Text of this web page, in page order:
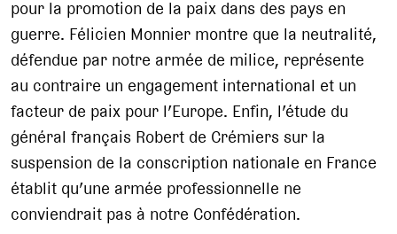
pour la promotion de la paix dans des pays en
guerre. Félicien Monnier montre que la neutralité,
défendue par notre armée de milice, représente
au contraire un engagement international et un
facteur de paix pour l’Europe. Enfin, l’étude du
général français Robert de Crémiers sur la
suspension de la conscription nationale en France
établit qu’une armée professionnelle ne
conviendrait pas à notre Confédération.